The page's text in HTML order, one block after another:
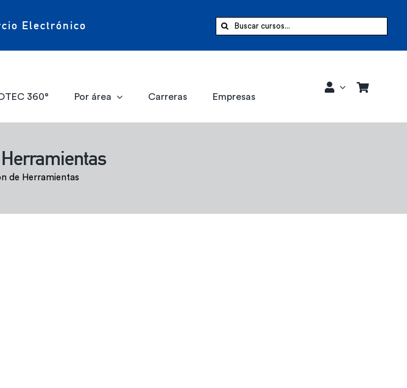
Electrónico Buscar:
360° Por área Carreras Empresas
de Herramientas